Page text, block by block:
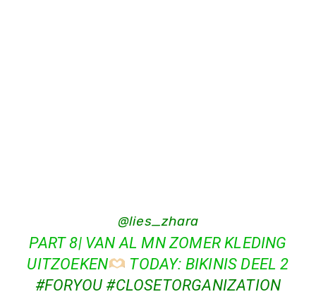
@lies_zhara
PART 8| VAN AL MN ZOMER KLEDING
UITZOEKEN
TODAY: BIKINIS DEEL 2
#FORYOU #CLOSETORGANIZATION